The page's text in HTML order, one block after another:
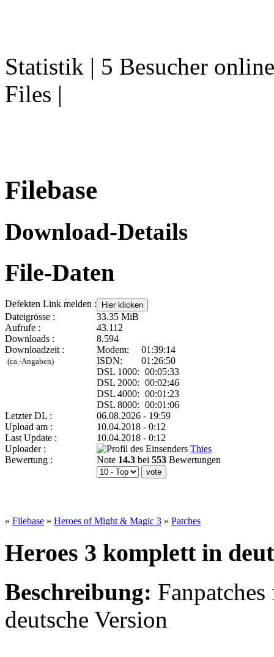
Statistik | 5 Besucher
Files |
Filebase
Download-Details
File-Daten
Defekten Link melden :
Dateigrösse :
33.35 MiB
Aufrufe :
43.112
Downloads :
8.594
Downloadzeit :
(ca.-Angaben)
Modem:
01:39:14
ISDN:
01:26:50
DSL 1000: 00:05:33
DSL 2000: 00:02:46
DSL 4000: 00:01:23
DSL 8000: 00:01:06
Letzter DL :
06.08.2026 - 19:59
Upload am :
10.04.2018 - 0:12
Last Update :
10.04.2018 - 0:12
Uploader :
Thies
Bewertung :
Note 14.3 bei 553 Bewertungen
» Filebase » Heroes of Might & Magic 3 » Patches
Heroes 3 komplett in
Beschreibung:
deutsche Version